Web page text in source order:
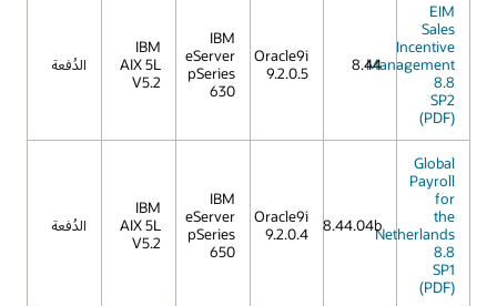
EIM
Sales
Incentive
Management
8.8
SP2
(PDF)
8.44
Oracle9i
9.2.0.5
IBM
eServer
pSeries
630
IBM
AIX 5L
V5.2
الدُفعة
Global
Payroll
for
the
Netherlands
8.8
SP1
(PDF)
8.44.04b
Oracle9i
9.2.0.4
IBM
eServer
pSeries
650
IBM
AIX 5L
V5.2
الدُفعة